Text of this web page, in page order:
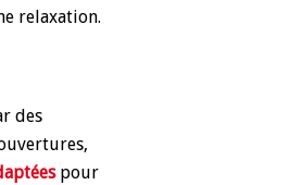
relaxation.
des
pour